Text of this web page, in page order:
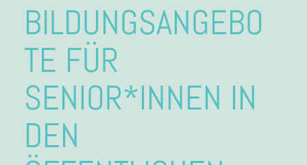
BILDUNGSANGEBO
TE FÜR
SENIOR*INNEN IN
DEN